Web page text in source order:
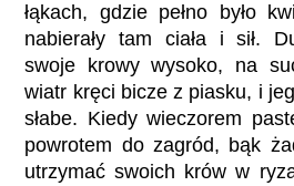
łąkach, gdzie pełno było
nabierały tam ciała i sił.
swoje krowy wysoko, na
wiatr kręci bicze z piasku, i
słabe. Kiedy wieczorem
powrotem do zagród, bąk
utrzymać swoich krów w